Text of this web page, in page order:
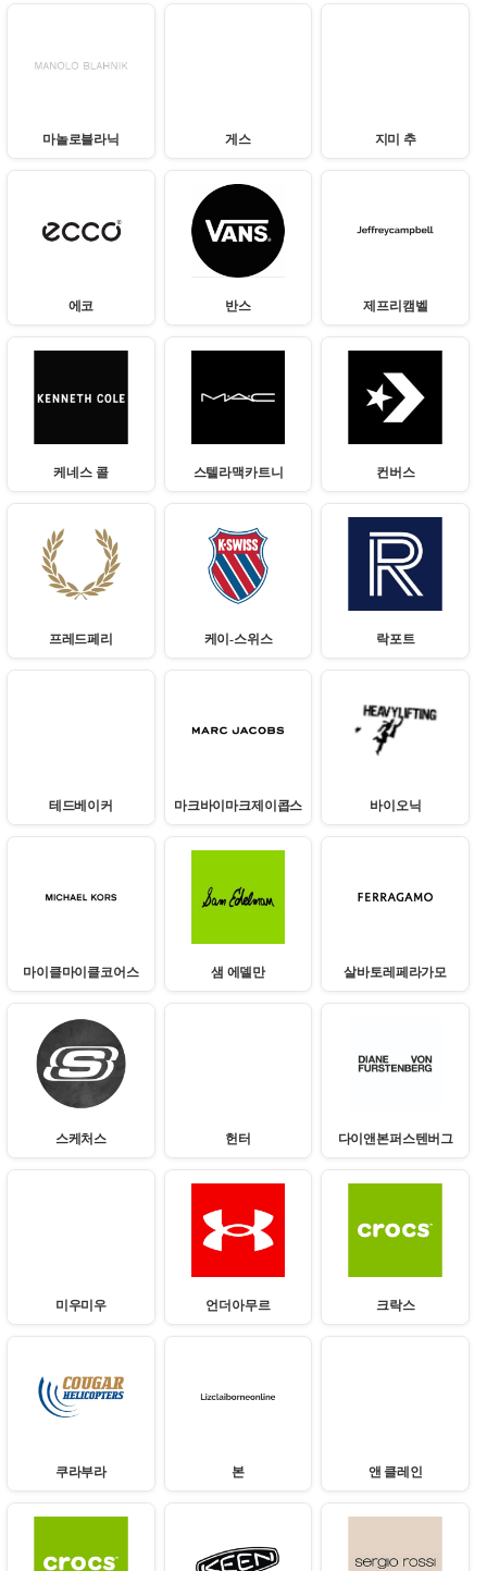
마놀로블라닉 게스 지미 추
에코 반스 제프리캠벨
케네스 콜 스텔라맥카트니 컨버스
프레드페리 케이-스위스 락포트
테드베이커 마크바이마크제이콥스 바이오닉
마이클마이클코어스 샘 에델만 살바토레페라가모
스케처스 헌터 다이앤본퍼스텐버그
미우미우 언더아무르 크락스
쿠라부라 본 앤 클레인